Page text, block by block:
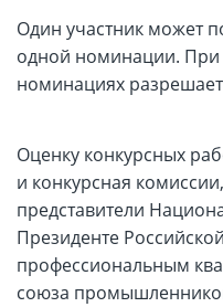
Один участник может
одной номинации. При
номинациях
Оценку конкурсных
и конкурсная
представители
Президенте
профессиональным
союза